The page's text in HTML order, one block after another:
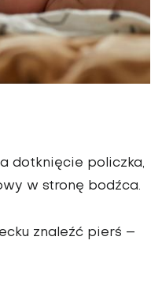
dotknięcie policzka,
w stronę bodźca.
znaleźć pierś –